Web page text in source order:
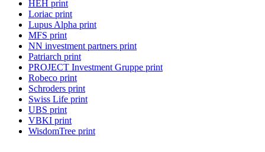
HEH print
Loriac print
Lupus Alpha print
MFS print
NN investment partners print
Patriarch print
PROJECT Investment Gruppe print
Robeco print
Schroders print
Swiss Life print
UBS print
VBKI print
WisdomTree print